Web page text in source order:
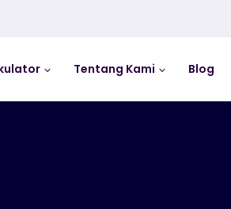
Tentang Kami Blog